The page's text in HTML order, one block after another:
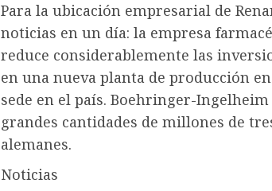
Para la ubicación empresarial de
noticias en un día: la empresa
reduce considerablemente las
en una nueva planta de producción
sede en el país. Boehringer-Ingelheim
grandes cantidades de millones de
alemanes.
Noticias